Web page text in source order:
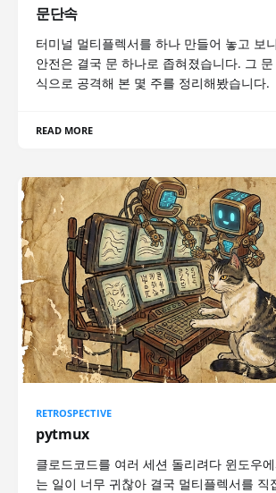
문단속
터미널 멀티플렉서를 하나 만들어 놓고 보
안전은 결국 문 하나로 좁혀졌습니다. 그
식으로 공격해 본 몇 주를 정리해봤습니다.
READ MORE
RETROSPECTIVE
pytmux
클로드코드를 여러 세션 돌리려다 윈도우
는 일이 너무 귀찮아 결국 멀티플렉서를 직